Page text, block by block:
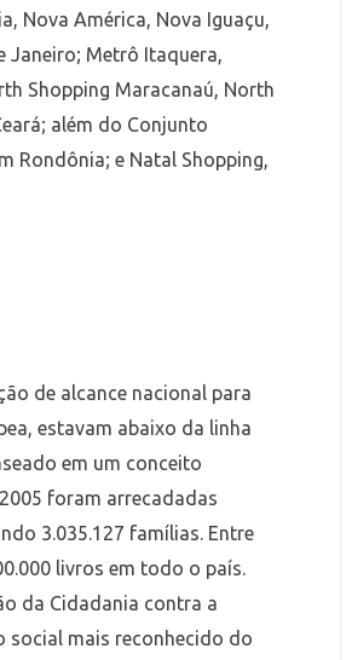
Nova América, Nova Iguaçu,
Janeiro; Metrô Itaquera,
Shopping Maracanaú, North
além do Conjunto
Rondônia; e Natal Shopping,
de alcance nacional para
estavam abaixo da linha
em um conceito
foram arrecadadas
3.035.127 famílias. Entre
livros em todo o país.
da Cidadania contra a
social mais reconhecido do